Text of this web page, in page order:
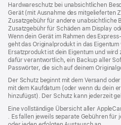
Hardwareschutz bei unabsichtlichen
Gerät (mit Ausnahme des mitgelieferten
Zusatzgebühr für andere unabsichtliche
Zusatzgebühr für Schäden am Display
Wenn dein Gerät im Rahmen des
geht das Originalprodukt in das
Ersatzprodukt ist dein Eigentum und
dafür verantwortlich, ein Backup aller
Passwörter, die sich auf deinem
Der Schutz beginnt mit dem Versand
mit dem Kaufdatum (oder wenn du dein
hinzufügst). Der Schutz kann jederzeit
Eine vollständige Übersicht aller
(Öffnet
. Es fallen jeweils separate Gebühren